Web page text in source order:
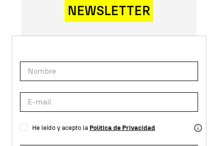
NEWSLETTER
He leído y acepto la Política de Privacidad